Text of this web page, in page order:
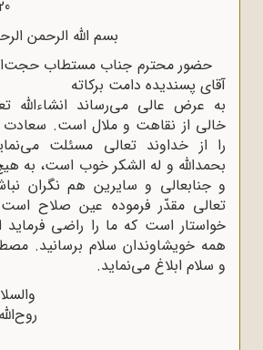
بسم‌ الله‌ الرحمن
حضور محترم جناب مستطاب
آقای پسندیده دامت برکاته
به عرض عالی می‌رساند انشاءالله‌
خالی از نقاهت و ملال است.
را از خداوند تعالی مسئلت
بحمدالله‌ و له ‌الشکر خوب است، به
و جنابعالی و سایرین هم نگران
تعالی مقدّر فرموده عین صلاح است
خواستار است که ما را راضی
همه خویشاوندان سلام برسانید.
و سلام ابلاغ می‌نماید.
والسلام علیکم
روح‌الله‌